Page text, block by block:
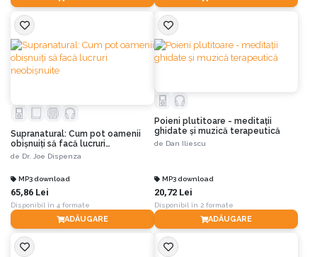
Supranatural: Cum pot oamenii
obișnuiți să facă lucruri
neobișnuite
de Dr. Joe Dispenza
MP3 download
65,86 Lei
Disponibil în 4 formate
ADĂUGARE
Poieni plutitoare - meditaţii
ghidate şi muzică terapeutică
de Dan Iliescu
MP3 download
20,72 Lei
Disponibil în 2 formate
ADĂUGARE